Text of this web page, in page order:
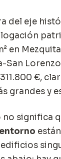
del eje
en
San
€,
grandes y
no significa
edificios